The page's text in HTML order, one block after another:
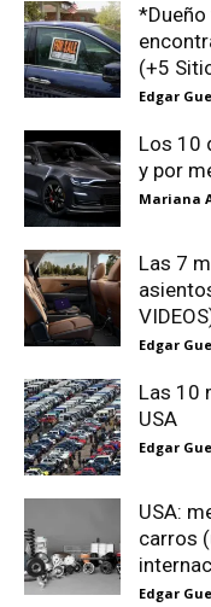
(+5
Edgar
Los 10
y por
Mariana
Las 7
Edgar
Las 10
USA
Edgar
USA:
carros
Edgar